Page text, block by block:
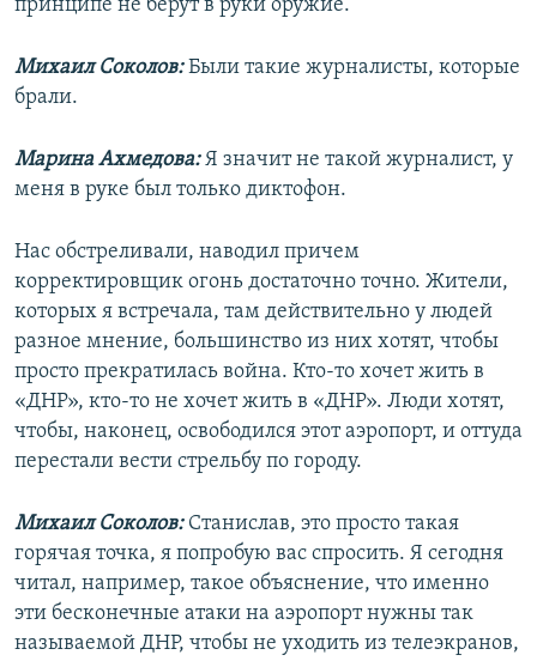
принципе не берут в руки оружие.
Михаил Соколов:Были такие журналисты, которые
брали.
Марина Ахмедова:Я значит не такой журналист, у
меня в руке был только диктофон.
Нас обстреливали, наводил причем
корректировщик огонь достаточно точно. Жители,
которых я встречала, там действительно у людей
разное мнение, большинство из них хотят, чтобы
просто прекратилась война. Кто-то хочет жить в
«ДНР», кто-то не хочет жить в «ДНР». Люди хотят,
чтобы, наконец, освободился этот аэропорт, и оттуда
перестали вести стрельбу по городу.
Михаил Соколов:Станислав, это просто такая
горячая точка, я попробую вас спросить. Я сегодня
читал, например, такое объяснение, что именно
эти бесконечные атаки на аэропорт нужны так
называемой ДНР, чтобы не уходить из телеэкранов,